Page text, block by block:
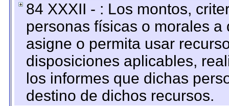
84 XXXII - : Los montos,
personas físicas o morales
asigne o permita usar
disposiciones aplicables,
los informes que dichas
destino de dichos recursos.